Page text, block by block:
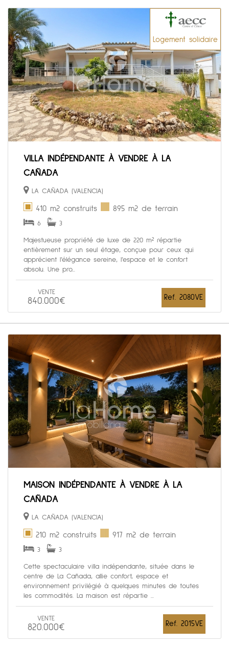
Logement solidaire
VILLA INDÉPENDANTE À VENDRE À LA
CAÑADA
LA CAÑADA (VALENCIA)
410 m2 construits 895 m2 de terrain
6 3
Majestueuse propriété de luxe de 220 m² répartie
entièrement sur un seul étage, conçue pour ceux qui
apprécient l’élégance sereine, l’espace et le confort
absolu. Une pro...
VENTE
840.000€ Ref. 2080VE
MAISON INDÉPENDANTE À VENDRE À LA
CAÑADA
LA CAÑADA (VALENCIA)
210 m2 construits 917 m2 de terrain
3 3
Cette spectaculaire villa indépendante, située dans le
centre de La Cañada, allie confort, espace et
environnement privilégié à quelques minutes de toutes
les commodités. La maison est répartie ...
VENTE
820.000€ Ref. 2015VE